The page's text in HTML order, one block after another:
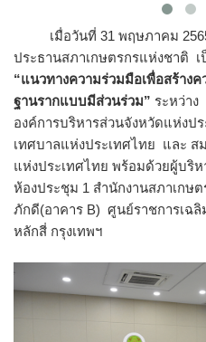
เมื่อวันที่ 31 พฤษภาคม
ประธานสภาเกษตรกรแห่งชาติ
“แนวทางความร่วมมือเพื่อสร้าง
ฐานรากแบบมีส่วนร่วม” ระหว่า
องค์การบริหารส่วนจังหวัดแห่ง
เทศบาลแห่งประเทศไทย และ ส
แห่งประเทศไทย พร้อมด้วยผู้บริ
ห้องประชุม 1 สำนักงานสภาเกษ
ภักดี(อาคาร B) ศูนย์ราชการเฉลิ
หลักสี่ กรุงเทพฯ